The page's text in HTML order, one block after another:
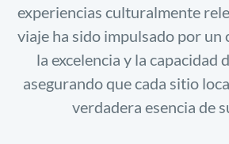
experiencias culturalmente
viaje ha sido impulsado por un
la excelencia y la capacidad
asegurando que cada sitio
verdadera esencia de